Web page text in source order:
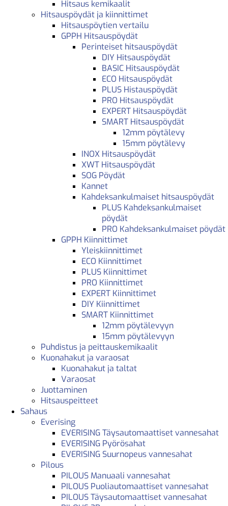
Hitsaus kemikaalit
Hitsauspöydät ja kiinnittimet
Hitsauspöytien vertailu
GPPH Hitsauspöydät
Perinteiset hitsauspöydät
DIY Hitsauspöydät
BASIC Hitsauspöydät
ECO Hitsauspöydät
PLUS Histauspöydät
PRO Hitsauspöydät
EXPERT Hitsauspöydät
SMART Hitsauspöydät
12mm pöytälevy
15mm pöytälevy
INOX Hitsauspöydät
XWT Hitsauspöydät
SOG Pöydät
Kannet
Kahdeksankulmaiset hitsauspöydät
PLUS Kahdeksankulmaiset
pöydät
PRO Kahdeksankulmaiset pöydät
GPPH Kiinnittimet
Yleiskiinnittimet
ECO Kiinnittimet
PLUS Kiinnittimet
PRO Kiinnittimet
EXPERT Kiinnittimet
DIY Kiinnittimet
SMART Kiinnittimet
12mm pöytälevyyn
15mm pöytälevyyn
Puhdistus ja peittauskemikaalit
Kuonahakut ja varaosat
Kuonahakut ja taltat
Varaosat
Juottaminen
Hitsauspeitteet
Sahaus
Everising
EVERISING Täysautomaattiset vannesahat
EVERISING Pyörösahat
EVERISING Suurnopeus vannesahat
Pilous
PILOUS Manuaali vannesahat
PILOUS Puoliautomaattiset vannesahat
PILOUS Täysautomaattiset vannesahat